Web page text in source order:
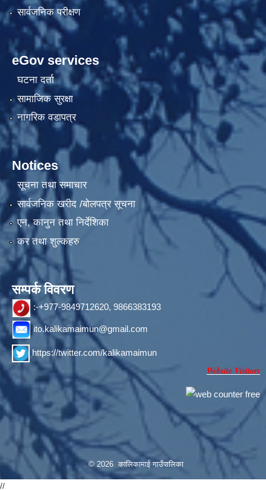
सार्वजनिक परीक्षण
eGov services
घटना दर्ता
सामाजिक सुरक्षा
नागरिक वडापत्र
Notices
सूचना तथा समाचार
सार्वजनिक खरीद /बोलपत्र सूचना
एन, कानुन तथा निर्देशिका
कर तथा शुल्कहरु
सम्पर्क विवरण
:-+977-9849712620, 9866383193
ito.kalikamaimun@gmail.com
https://twitter.com/kalikamaimun
Website Visitors
© 2026 कालिकामाई गाउँपालिका
//